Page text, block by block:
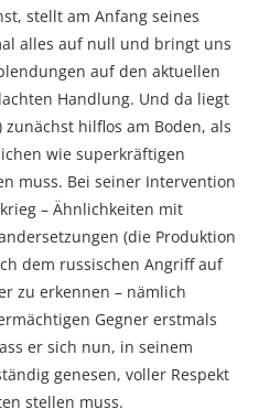
stellt am Anfang seines
alles auf null und bringt uns
auf den aktuellen
Handlung. Und da liegt
hilflos am Boden, als
wie superkräftigen
muss. Bei seiner Intervention
– Ähnlichkeiten mit
(die Produktion
dem russischen Angriff auf
zu erkennen – nämlich
Gegner erstmals
er sich nun, in seinem
genesen, voller Respekt
stellen muss.